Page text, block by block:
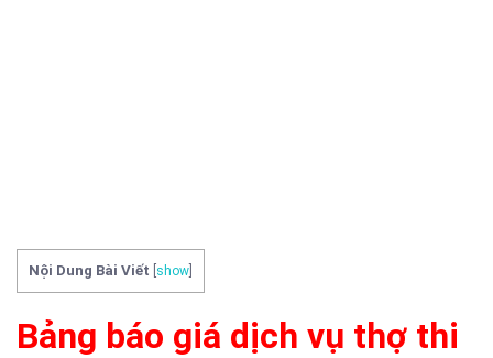
Nội Dung Bài Viết show
Bảng báo giá dịch vụ thợ thi